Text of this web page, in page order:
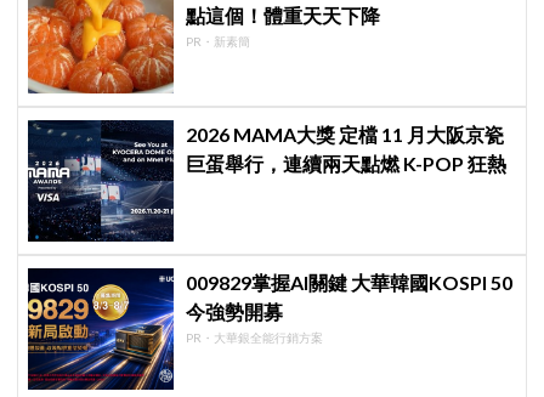
點這個！體重天天下降
PR・新素簡
2026 MAMA大獎 定檔 11 月大阪京瓷
巨蛋舉行，連續兩天點燃 K-POP 狂熱
009829掌握AI關鍵 大華韓國KOSPI 50
今強勢開募
PR・大華銀全能行銷方案